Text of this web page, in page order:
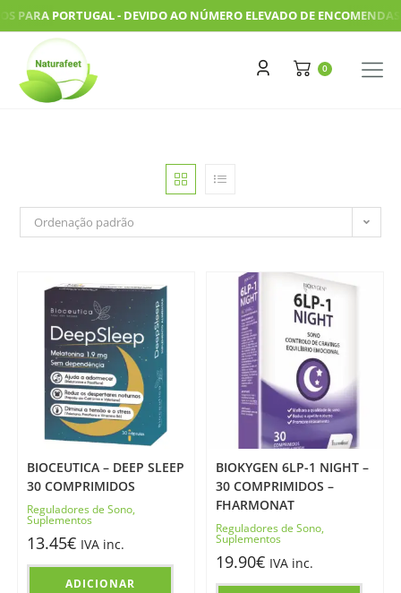
PORTUGAL - DEVIDO AO NÚMERO ELEVADO DE ENCOMENDAS,
Ordenação padrão
BIOCEUTICA – DEEP SLEEP
30 COMPRIMIDOS
Reguladores de Sono,
Suplementos
13.45€ IVA inc.
ADICIONAR
BIOKYGEN 6LP-1 NIGHT –
30 COMPRIMIDOS –
FHARMONAT
Reguladores de Sono,
Suplementos
19.90€ IVA inc.